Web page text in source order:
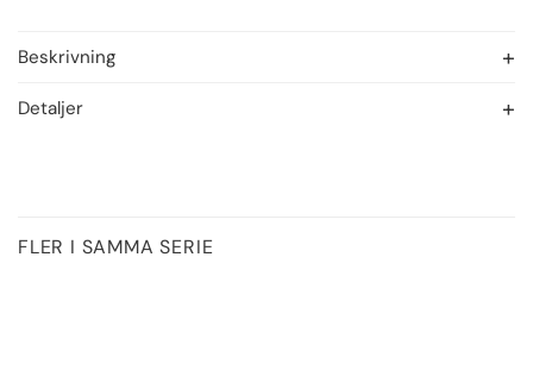
Beskrivning
Detaljer
FLER I SAMMA SERIE